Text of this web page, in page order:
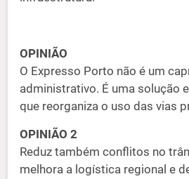
OPINIÃO
O Expresso Porto não é um
administrativo. É uma solução
que reorganiza o uso das vias
OPINIÃO 2
Reduz também conflitos no
melhora a logística regional e